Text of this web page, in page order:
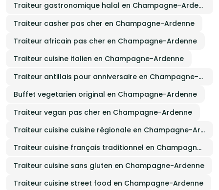
Traiteur gastronomique halal en Champagne-Ardenne
Traiteur casher pas cher en Champagne-Ardenne
Traiteur africain pas cher en Champagne-Ardenne
Traiteur cuisine italien en Champagne-Ardenne
Traiteur antillais pour anniversaire en Champagne-Ardenne
Buffet vegetarien original en Champagne-Ardenne
Traiteur vegan pas cher en Champagne-Ardenne
Traiteur cuisine cuisine régionale en Champagne-Ardenne
Traiteur cuisine français traditionnel en Champagne-Ardenne
Traiteur cuisine sans gluten en Champagne-Ardenne
Traiteur cuisine street food en Champagne-Ardenne